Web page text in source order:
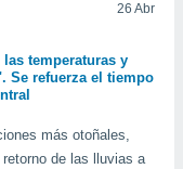
26 Abr
temperaturas y
Se refuerza el tiempo
más otoñales,
de las lluvias a